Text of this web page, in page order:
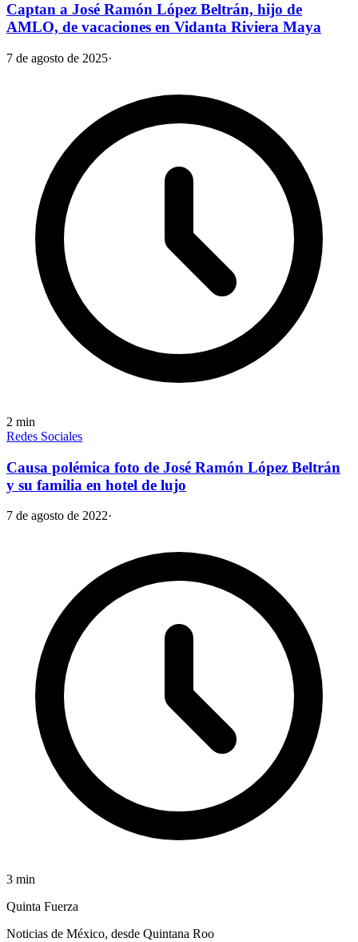
Captan a José Ramón López Beltrán, hijo de
AMLO, de vacaciones en Vidanta Riviera Maya
7 de agosto de 2025·
2 min
Redes Sociales
Causa polémica foto de José Ramón López Beltrán
y su familia en hotel de lujo
7 de agosto de 2022·
3 min
Quinta Fuerza
Noticias de México, desde Quintana Roo